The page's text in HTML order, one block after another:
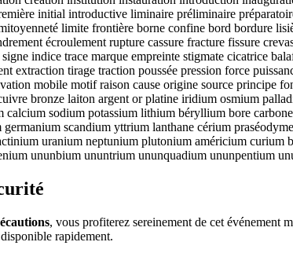
initial introductive liminaire préliminaire
limite frontière borne confine bord bordure
écroulement rupture cassure fracture fissure
indice trace marque empreinte stigmate cicatrice
extraction tirage traction poussée pression force
mobile motif raison cause origine source principe
bronze laiton argent or platine iridium osmium
calcium sodium potassium lithium béryllium bore
scandium yttrium lanthane cérium
uranium neptunium plutonium américium
ununbium ununtrium ununquadium ununpentium
, vous profiterez sereinement de cet événement
rapidement.